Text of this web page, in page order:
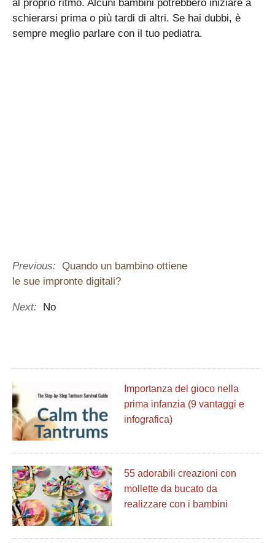
al proprio ritmo. Alcuni bambini potrebbero iniziare a
schierarsi prima o più tardi di altri. Se hai dubbi, è
sempre meglio parlare con il tuo pediatra.
Previous: Quando un bambino ottiene
le sue impronte digitali?
Next: No
Importanza del gioco nella
prima infanzia (9 vantaggi e
infografica)
55 adorabili creazioni con
mollette da bucato da
realizzare con i bambini